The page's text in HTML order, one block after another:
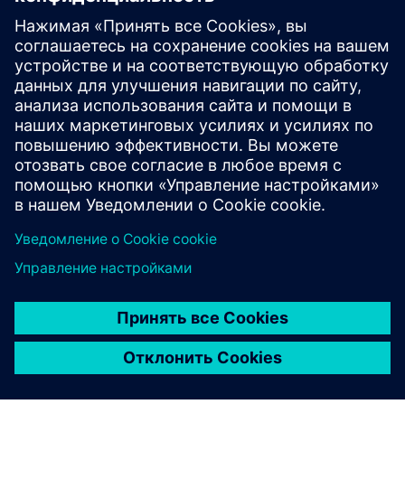
octoplant
octoplant является надежным отраслевым стандартом
в области контроля версий и обеспечения
согласованности данных, обеспечивающим
безопасное хранение, отслеживание и сравнение
данных автоматизации на разных устройствах, линиях
и це...
Узнайте больше